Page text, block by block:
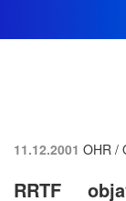
11.12.2001 OHR /
RRTF